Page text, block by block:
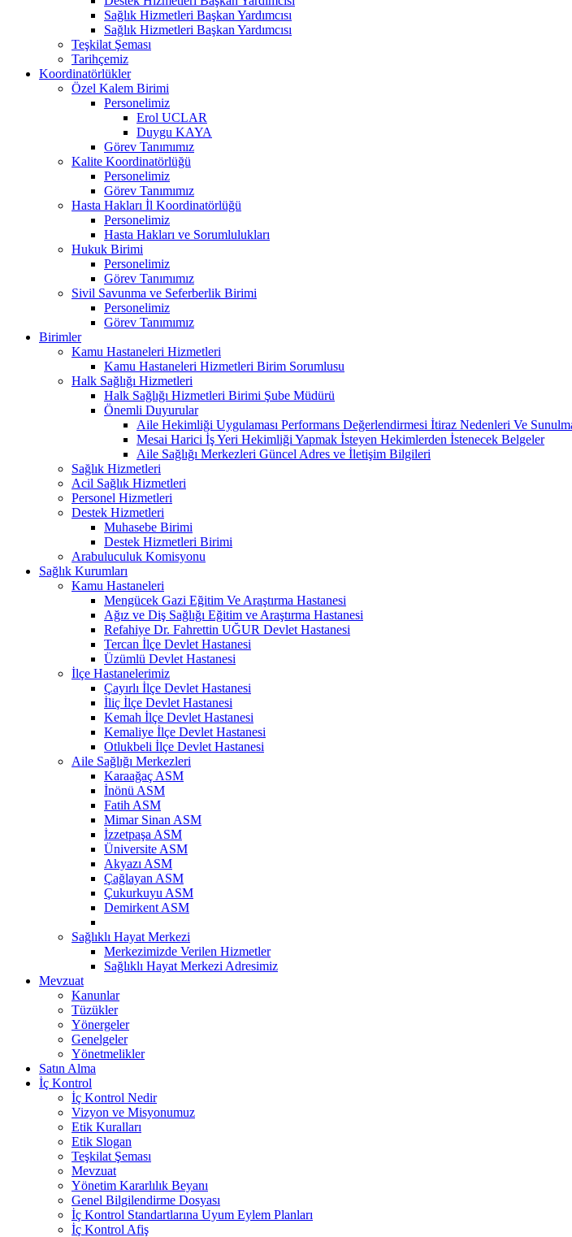
Sağlık Hizmetleri Başkan Yardımcısı
Sağlık Hizmetleri Başkan Yardımcısı
Teşkilat Şeması
Tarihçemiz
Koordinatörlükler
Özel Kalem Birimi
Personelimiz
Erol UCLAR
Duygu KAYA
Görev Tanımımız
Kalite Koordinatörlüğü
Personelimiz
Görev Tanımımız
Hasta Hakları İl Koordinatörlüğü
Personelimiz
Hasta Hakları ve Sorumlulukları
Hukuk Birimi
Personelimiz
Görev Tanımımız
Sivil Savunma ve Seferberlik Birimi
Personelimiz
Görev Tanımımız
Birimler
Kamu Hastaneleri Hizmetleri
Kamu Hastaneleri Hizmetleri Birim Sorumlusu
Halk Sağlığı Hizmetleri
Halk Sağlığı Hizmetleri Birimi Şube Müdürü
Önemli Duyurular
Aile Hekimliği Uygulaması Performans Değerlendirmesi İtiraz Nedenleri Ve
Mesai Harici İş Yeri Hekimliği Yapmak İsteyen Hekimlerden İstenecek Belgeler
Aile Sağlığı Merkezleri Güncel Adres ve İletişim Bilgileri
Sağlık Hizmetleri
Acil Sağlık Hizmetleri
Personel Hizmetleri
Destek Hizmetleri
Muhasebe Birimi
Destek Hizmetleri Birimi
Arabuluculuk Komisyonu
Sağlık Kurumları
Kamu Hastaneleri
Mengücek Gazi Eğitim Ve Araştırma Hastanesi
Ağız ve Diş Sağlığı Eğitim ve Araştırma Hastanesi
Refahiye Dr. Fahrettin UĞUR Devlet Hastanesi
Tercan İlçe Devlet Hastanesi
Üzümlü Devlet Hastanesi
İlçe Hastanelerimiz
Çayırlı İlçe Devlet Hastanesi
İliç İlçe Devlet Hastanesi
Kemah İlçe Devlet Hastanesi
Kemaliye İlçe Devlet Hastanesi
Otlukbeli İlçe Devlet Hastanesi
Aile Sağlığı Merkezleri
Karaağaç ASM
İnönü ASM
Fatih ASM
Mimar Sinan ASM
İzzetpaşa ASM
Üniversite ASM
Akyazı ASM
Çağlayan ASM
Çukurkuyu ASM
Demirkent ASM
Sağlıklı Hayat Merkezi
Merkezimizde Verilen Hizmetler
Sağlıklı Hayat Merkezi Adresimiz
Mevzuat
Kanunlar
Tüzükler
Yönergeler
Genelgeler
Yönetmelikler
Satın Alma
İç Kontrol
İç Kontrol Nedir
Vizyon ve Misyonumuz
Etik Kuralları
Etik Slogan
Teşkilat Şeması
Mevzuat
Yönetim Kararlılık Beyanı
Genel Bilgilendirme Dosyası
İç Kontrol Standartlarına Uyum Eylem Planları
İç Kontrol Afiş